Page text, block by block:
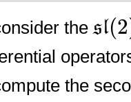
the sl(2
s l(2
the